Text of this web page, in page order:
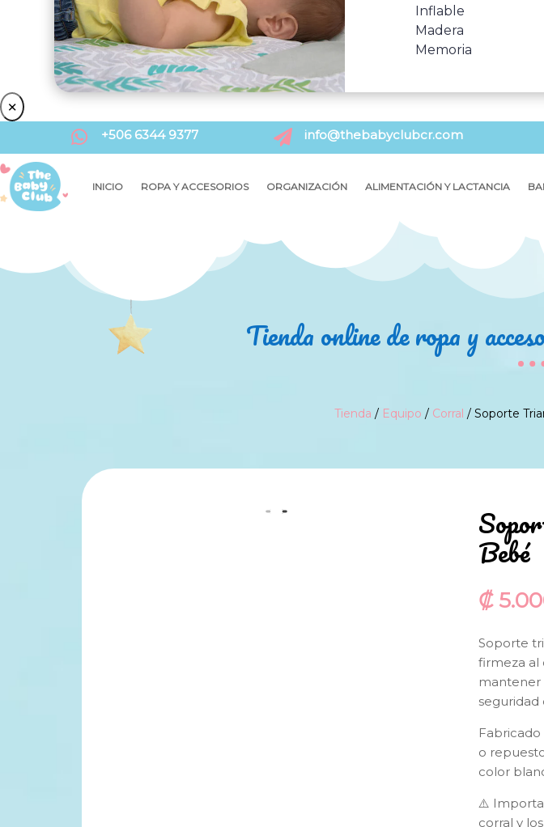
Inflable
Madera
Memoria
×
 +506 6344 9377  info@thebabyclubcr.com
INICIO ROPA Y ACCESORIOS ORGANIZACIÓN ALIMENTACIÓN Y LACTANCIA
Tienda online de ropa y
Tienda / Equipo / Corral / Soporte
Bebé
₡
Soporte
firmeza al
mantener
seguridad
o
color
⚠️
corral y